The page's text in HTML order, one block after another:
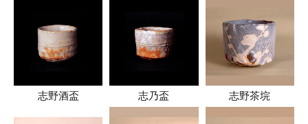
志野酒盃 志乃盃 志野茶垸